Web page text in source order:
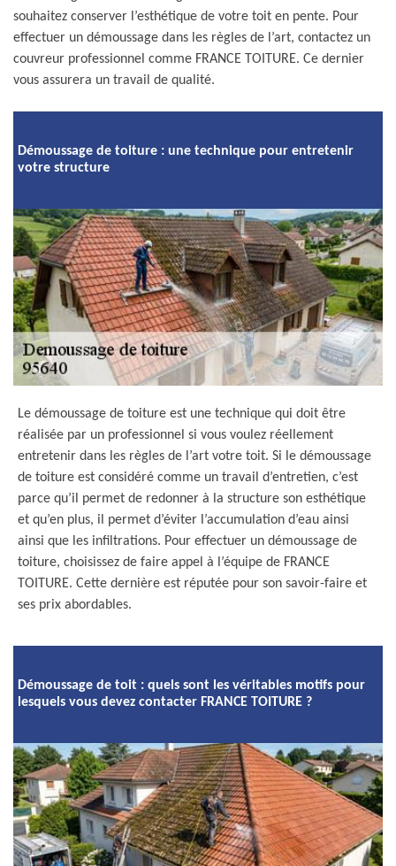
souhaitez conserver l’esthétique de votre toit en pente. Pour
effectuer un démoussage dans les règles de l’art, contactez un
couvreur professionnel comme FRANCE TOITURE. Ce dernier
vous assurera un travail de qualité.
Démoussage de toiture : une technique pour entretenir
votre structure
Le démoussage de toiture est une technique qui doit être
réalisée par un professionnel si vous voulez réellement
entretenir dans les règles de l’art votre toit. Si le démoussage
de toiture est considéré comme un travail d’entretien, c’est
parce qu’il permet de redonner à la structure son esthétique
et qu’en plus, il permet d’éviter l’accumulation d’eau ainsi
ainsi que les infiltrations. Pour effectuer un démoussage de
toiture, choisissez de faire appel à l’équipe de FRANCE
TOITURE. Cette dernière est réputée pour son savoir-faire et
ses prix abordables.
Démoussage de toit : quels sont les véritables motifs pour
lesquels vous devez contacter FRANCE TOITURE ?